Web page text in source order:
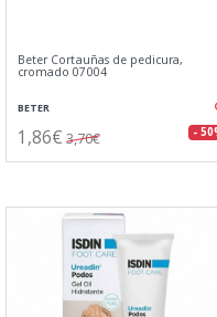
Beter Cortauñas de pedicura,
cromado 07004
BETER
1,86€ 3,70€ -